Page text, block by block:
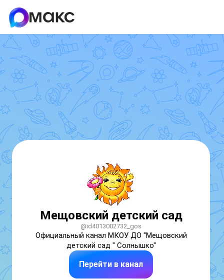
Мещовский детский сад
@id4013002732_gos
Официальный канал МКОУ ДО "Мещовский
детский сад " Солнышко"
Перейти в канал